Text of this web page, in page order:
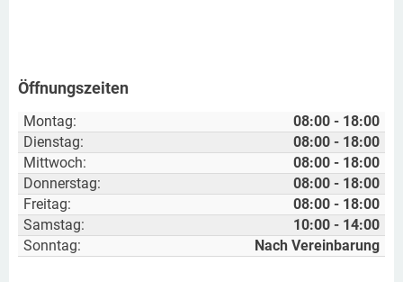
Öffnungszeiten
Montag:
08:00 - 18:00
Dienstag:
08:00 - 18:00
Mittwoch:
08:00 - 18:00
Donnerstag:
08:00 - 18:00
Freitag:
08:00 - 18:00
Samstag:
10:00 - 14:00
Sonntag:
Nach Vereinbarung